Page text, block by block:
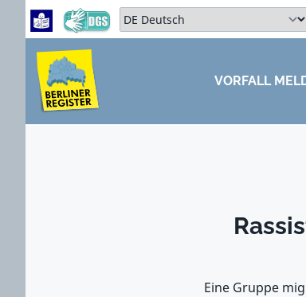
Zum Hauptbereich springen
Zum Hauptmenü springen
Sprache auswählen:
ZUM HAUPTBEREICH SPRINGEN
VORFALL
Eine Gruppe